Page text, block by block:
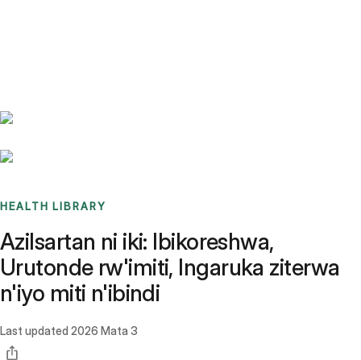
HEALTH LIBRARY
Azilsartan ni iki: Ibikoreshwa,
Urutonde rw'imiti, Ingaruka ziterwa
n'iyo miti n'ibindi
Last updated 2026 Mata 3